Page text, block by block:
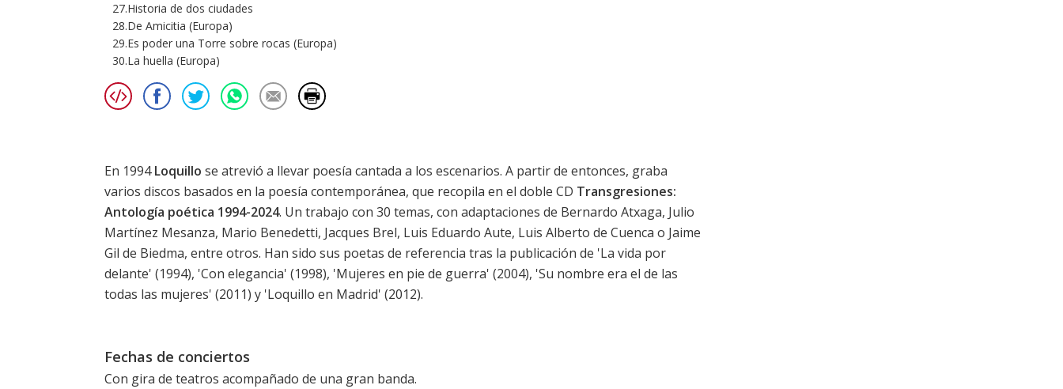
27.Historia de dos ciudades
28.De Amicitia (Europa)
29.Es poder una Torre sobre rocas (Europa)
30.La huella (Europa)
En 1994Loquillo se atrevió a llevar poesía cantada a los escenarios. A partir de entonces, graba
varios discos basados en la poesía contemporánea, que recopila en el doble CD Transgresiones:
Antología poética 1994-2024. Un trabajo con 30 temas, con adaptaciones de Bernardo Atxaga, Julio
Martínez Mesanza, Mario Benedetti, Jacques Brel, Luis Eduardo Aute, Luis Alberto de Cuenca o Jaime
Gil de Biedma, entre otros. Han sido sus poetas de referencia tras la publicación de 'La vida por
delante' (1994), 'Con elegancia' (1998), 'Mujeres en pie de guerra' (2004), 'Su nombre era el de las
todas las mujeres' (2011) y 'Loquillo en Madrid' (2012).
Fechas de conciertos
Con gira de teatros acompañado de una gran banda.